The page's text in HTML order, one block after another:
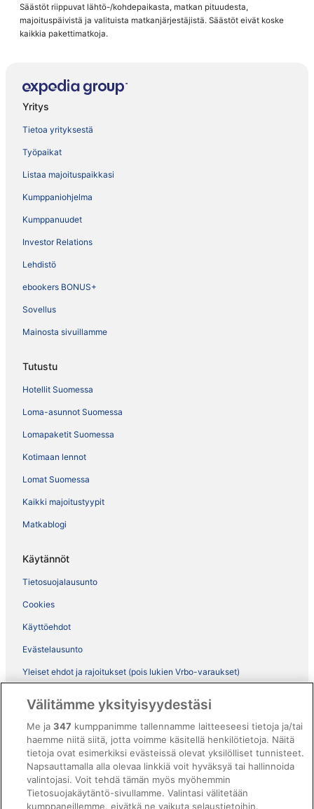
Säästöt riippuvat lähtö-/kohdepaikasta, matkan pituudesta,
majoituspäivistä ja valituista matkanjärjestäjistä. Säästöt eivät koske
kaikkia pakettimatkoja.
Yritys
Tietoa yrityksestä
Työpaikat
Listaa majoituspaikkasi
Kumppaniohjelma
Kumppanuudet
Investor Relations
Lehdistö
ebookers BONUS+
Sovellus
Mainosta sivuillamme
Tutustu
Hotellit Suomessa
Loma-asunnot Suomessa
Lomapaketit Suomessa
Kotimaan lennot
Lomat Suomessa
Kaikki majoitustyypit
Matkablogi
Käytännöt
Tietosuojalausunto
Cookies
Käyttöehdot
Evästelausunto
Yleiset ehdot ja rajoitukset (pois lukien Vrbo-varaukset)
ebookers BONUS+ -ohjelman ehdot
Oikeudelliset tiedot / ota meihin yhteyttä
Sisältövaatimukset ja ilmoituksen tekeminen sisällöstä
Välitämme yksityisyydestäsi
Me ja347 kumppanimme tallennamme laitteeseesi tietoja ja/tai
haemme niitä siitä, jotta voimme käsitellä henkilötietoja. Näitä
tietoja ovat esimerkiksi evästeissä olevat yksilölliset tunnisteet.
Napsauttamalla alla olevaa linkkiä voit hyväksyä tai hallinnoida
valintojasi. Voit tehdä tämän myös myöhemmin
Tietosuojakäytäntö-sivullamme. Valintasi välitetään
kumppaneillemme, eivätkä ne vaikuta selaustietoihin.